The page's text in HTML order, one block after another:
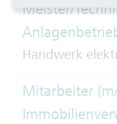
Meister/
Handwerk
Mitarbeiter